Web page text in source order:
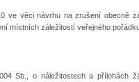
ve věci návrhu na zrušení obecně
místních záležitostí veřejného
Sb., o náležitostech a přílohách